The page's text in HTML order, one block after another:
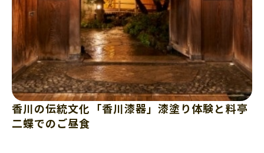
香川の伝統文化「香川漆器」漆塗り体験と料亭
二蝶でのご昼食